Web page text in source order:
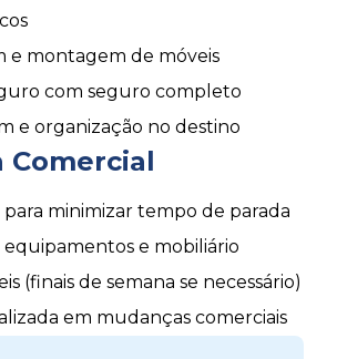
e montagem de móveis
com seguro completo
e organização no destino
Comercial
minimizar tempo de parada
e mobiliário
(finais de semana se necessário)
em mudanças comerciais